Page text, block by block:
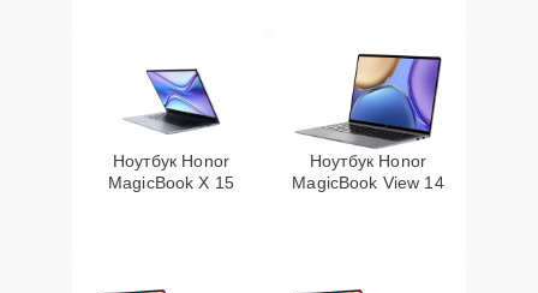
Ноутбук Honor
MagicBook X 15
Ноутбук Honor
MagicBook View 14